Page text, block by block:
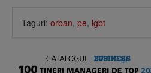
Taguri: orban, pe, lgbt